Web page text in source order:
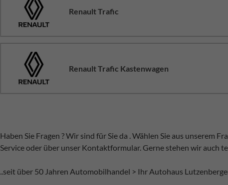
Renault Trafic
Renault Trafic Kastenwagen
Haben Sie Fragen ? Wir sind für Sie da . Wählen Sie aus unserem
Service oder über unser Kontaktformular. Gerne stehen wir auch
..seit über 50 Jahren Automobilhandel > Ihr Autohaus